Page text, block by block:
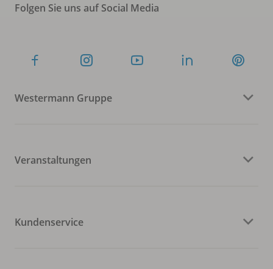
Folgen Sie uns auf Social Media
Westermann Gruppe
Veranstaltungen
Kundenservice